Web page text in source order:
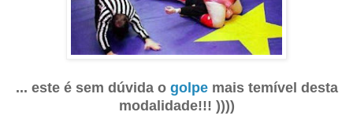
... este é sem dúvida o golpemais temível desta
modalidade!!! ))))